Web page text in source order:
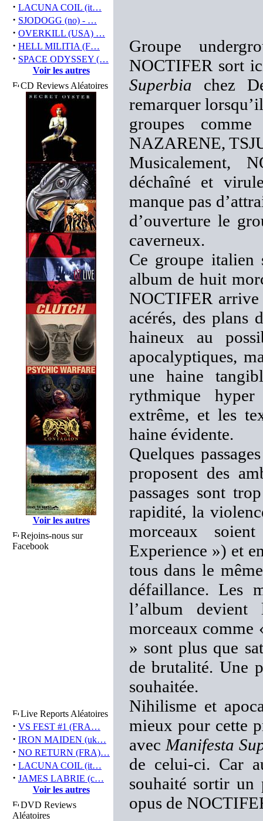
· LACUNA COIL (it…
· SJODOGG (no) - …
· OVERKILL (USA) …
· HELL MILITIA (F…
· SPACE ODYSSEY (…
Voir les autres
CD Reviews Aléatoires
Voir les autres
Rejoins-nous sur
Facebook
Live Reports Aléatoires
· VS FEST #1 (FRA…
· IRON MAIDEN (uk…
· NO RETURN (FRA)…
· LACUNA COIL (it…
· JAMES LABRIE (c…
Voir les autres
DVD Reviews
Aléatoires
Groupe
NOCTIFER sort
Superbia chez
remarquer
groupes
NAZARENE,
Musicalement,
déchaîné et
manque pas
d’ouverture le
caverneux.
Ce groupe
album de huit
NOCTIFER
acérés, des plans
haineux au
apocalyptiques,
une haine
rythmique
extrême, et les
haine évidente.
Quelques
proposent des
passages sont
rapidité, la
morceaux
Experience ») et
tous dans le
défaillance. Les
l’album devient
morceaux
» sont plus que
de brutalité. Une
souhaitée.
Nihilisme et
mieux pour cette
avec Manifesta
de celui-ci. Car
souhaité sortir
opus de